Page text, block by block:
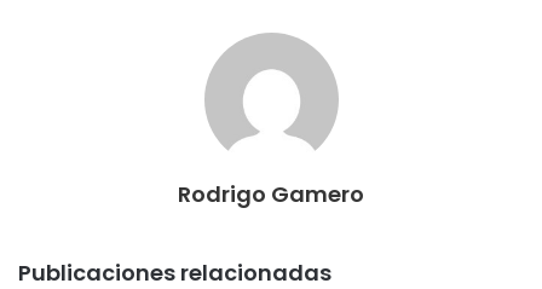
Rodrigo Gamero
Publicaciones relacionadas